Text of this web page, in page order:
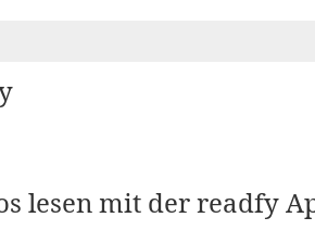
lesen mit der readfy